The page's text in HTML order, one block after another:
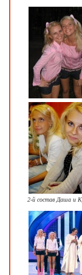
2-й состав Даша и